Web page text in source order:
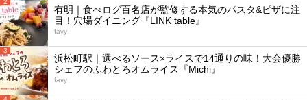
2
有明｜食べログ百名店が監修する本気のパスタ&ピザに注
目！穴場ダイニング『LINK table』
favy
3
浜松町駅｜選べるソース×ライスで14通りの味！大会優勝
シェフのふわとろオムライス『Michi』
favy